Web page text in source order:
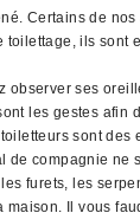
Certains de
ils
ses
les gestes
sont
compagnie
furets, les
Il vous